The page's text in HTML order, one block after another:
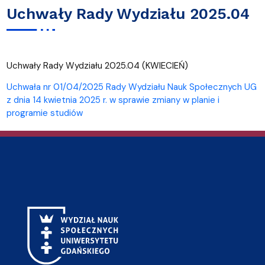
Uchwały Rady Wydziału 2025.04
Uchwały Rady Wydziału 2025.04 (KWIECIEŃ)
Uchwała nr 01/04/2025 Rady Wydziału Nauk Społecznych UG
z dnia 14 kwietnia 2025 r. w sprawie zmiany w planie i
programie studiów